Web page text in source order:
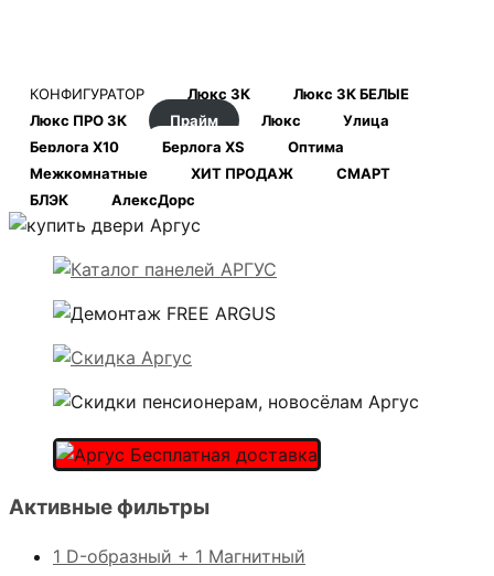
КОНФИГУРАТОР Люкс 3К
Люкс 3К БЕЛЫЕ
Люкс ПРО 3К
Прайм Люкс
Улица
Берлога Х10
Берлога XS
Оптима
Межкомнатные
ХИТ ПРОДАЖ
СМАРТ
БЛЭК
АлексДорс
Активные фильтры
1 D-образный + 1 Магнитный